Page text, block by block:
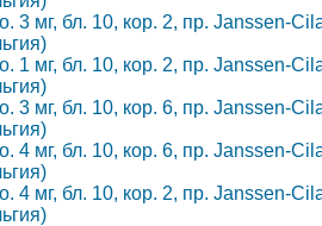
3 мг, бл. 10, кор. 2, пр. Janssen-
1 мг, бл. 10, кор. 2, пр. Janssen-
3 мг, бл. 10, кор. 6, пр. Janssen-
4 мг, бл. 10, кор. 6, пр. Janssen-
4 мг, бл. 10, кор. 2, пр. Janssen-